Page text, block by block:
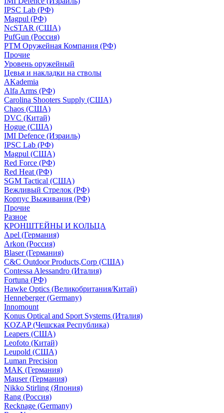
IPSC Lab (РФ)
Magpul (РФ)
NcSTAR (США)
PufGun (Россия)
РТМ Оружейная Компания (РФ)
Прочие
Уровень оружейный
Цевья и накладки на стволы
AKademia
Alfa Arms (РФ)
Carolina Shooters Supply (США)
Chaos (США)
DVC (Китай)
Hogue (США)
IMI Defence (Израиль)
IPSC Lab (РФ)
Magpul (США)
Red Force (РФ)
Red Heat (РФ)
SGM Tactical (США)
Вежливый Стрелок (РФ)
Корпус Выживания (РФ)
Прочие
Разное
КРОНШТЕЙНЫ И КОЛЬЦА
Apel (Германия)
Arkon (Россия)
Blaser (Германия)
C&C Outdoor Products,Corp (США)
Contessa Alessandro (Италия)
Fortuna (РФ)
Hawke Optics (Великобритания/Китай)
Henneberger (Germany)
Innomount
Konus Optical and Sport Systems (Италия)
KOZAP (Чешская Республика)
Leapers (США)
Leofoto (Китай)
Leupold (США)
Luman Precision
MAK (Германия)
Mauser (Германия)
Nikko Stirling (Япония)
Rang (Россия)
Recknage (Germany)